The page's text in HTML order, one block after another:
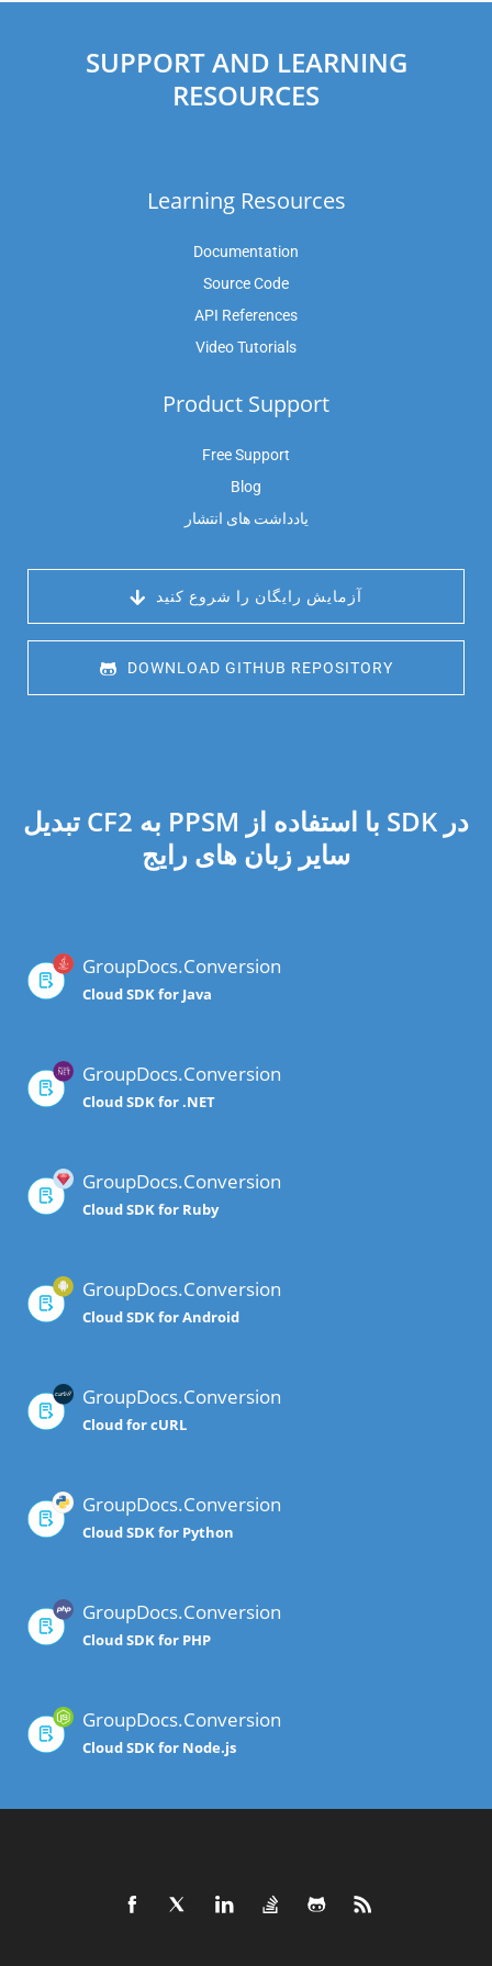
SUPPORT AND LEARNING
RESOURCES
Learning Resources
Documentation
Source Code
API References
Video Tutorials
Product Support
Free Support
Blog
یادداشت های انتشار
آزمایش رایگان را شروع کنید
DOWNLOAD GITHUB REPOSITORY
تبدیل CF2 به PPSM با استفاده از SDK در
سایر زبان های رایج
GroupDocs.Conversion
Cloud SDK for Java
GroupDocs.Conversion
Cloud SDK for .NET
GroupDocs.Conversion
Cloud SDK for Ruby
GroupDocs.Conversion
Cloud SDK for Android
GroupDocs.Conversion
Cloud for cURL
GroupDocs.Conversion
Cloud SDK for Python
GroupDocs.Conversion
Cloud SDK for PHP
GroupDocs.Conversion
Cloud SDK for Node.js